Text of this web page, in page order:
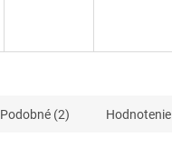
Podobné (2) Hodnotenie